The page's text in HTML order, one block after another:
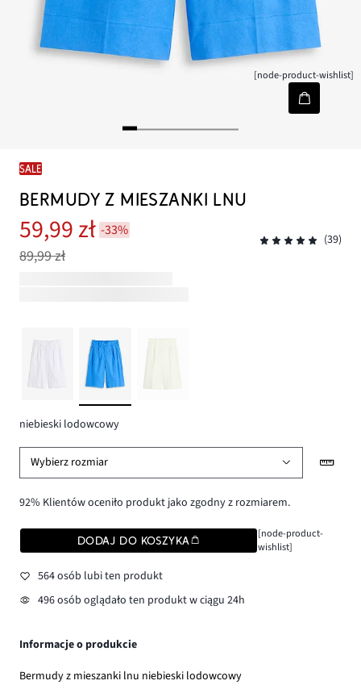
[node-product-wishlist]
SALE
BERMUDY Z MIESZANKI LNU
59,99 zł -33%
89,99 zł
(39)
niebieski lodowcowy
Wybierz rozmiar
92% Klientów oceniło produkt jako zgodny z rozmiarem.
DODAJ DO KOSZYKA
[node-product-
wishlist]
564 osób lubi ten produkt
496 osób oglądało ten produkt w ciągu 24h
Informacje o produkcie
Bermudy z mieszanki lnu niebieski lodowcowy